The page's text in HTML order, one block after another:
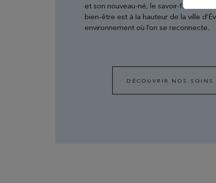
Les Mélèzes
The Amundi Evian
et son nouveau-né, le savoir-faire de
bien-être est à la hauteur de la ville
environnement où l’on se reconnecte.
DÉCOUVRIR NOS SOINS